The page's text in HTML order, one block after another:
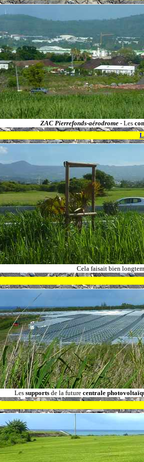
ZAC Pierrefonds-aérodrome - Les
Cela faisait bien
Les supports de la future centrale